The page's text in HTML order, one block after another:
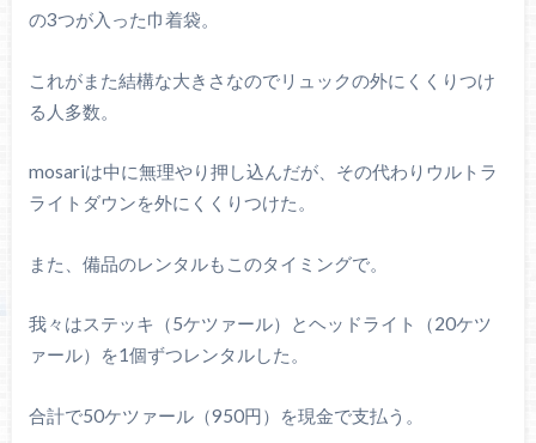
の3つが入った巾着袋。
これがまた結構な大きさなのでリュックの外にくくりつけ
る人多数。
mosariは中に無理やり押し込んだが、その代わりウルトラ
ライトダウンを外にくくりつけた。
また、備品のレンタルもこのタイミングで。
我々はステッキ（5ケツァール）とヘッドライト（20ケツ
ァール）を1個ずつレンタルした。
合計で50ケツァール（950円）を現金で支払う。